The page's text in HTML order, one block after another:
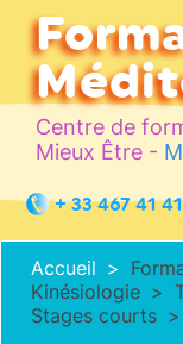
Centre de
Mieux Être -
+ 33 467 41
Accueil
Kinésiologie
Stages courts